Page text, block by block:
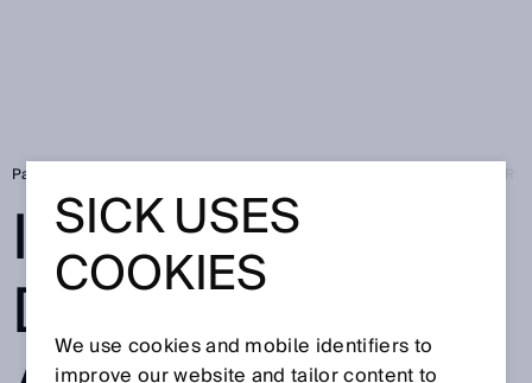
Page d'accueil
INSPECTION 3D
DANS UNE
SICK USES
COOKIES
We use cookies and mobile identifiers to
improve our website and tailor content to